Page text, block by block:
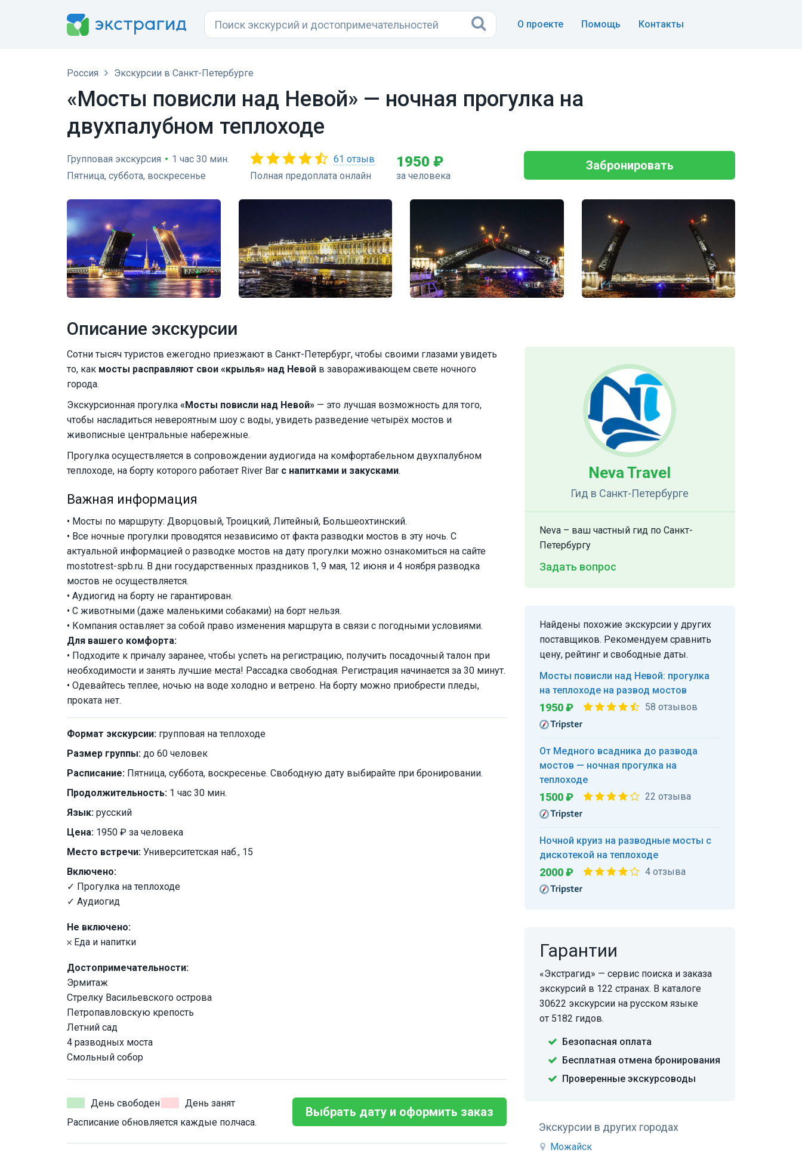
О проекте Помощь Контакты
Россия Экскурсии в Санкт-Петербурге
«Мосты повисли над Невой» — ночная прогулка на
двухпалубном теплоходе
Групповая экскурсия • 1 час 30 мин.
Пятница, суббота, воскресенье
61 отзыв
Полная предоплата онлайн
1950 ₽
за человека
Забронировать
Описание экскурсии
Сотни тысяч туристов ежегодно приезжают в Санкт-Петербург, чтобы своими глазами увидеть
то, как мосты расправляют свои «крылья» над Невой в завораживающем свете ночного
города.
Экскурсионная прогулка «Мосты повисли над Невой» — это лучшая возможность для того,
чтобы насладиться невероятным шоу с воды, увидеть разведение четырёх мостов и
живописные центральные набережные.
Прогулка осуществляется в сопровождении аудиогида на комфортабельном двухпалубном
теплоходе, на борту которого работает River Bar с напитками и закусками.
Важная информация
• Мосты по маршруту: Дворцовый, Троицкий, Литейный, Большеохтинский.
• Все ночные прогулки проводятся независимо от факта разводки мостов в эту ночь. С
актуальной информацией о разводке мостов на дату прогулки можно ознакомиться на сайте
mostotrest-spb.ru. В дни государственных праздников 1, 9 мая, 12 июня и 4 ноября разводка
мостов не осуществляется.
• Аудиогид на борту не гарантирован.
• С животными (даже маленькими собаками) на борт нельзя.
• Компания оставляет за собой право изменения маршрута в связи с погодными условиями.
Для вашего комфорта:
• Подходите к причалу заранее, чтобы успеть на регистрацию, получить посадочный талон при
необходимости и занять лучшие места! Рассадка свободная. Регистрация начинается за 30 минут.
• Одевайтесь теплее, ночью на воде холодно и ветрено. На борту можно приобрести пледы,
проката нет.
Формат экскурсии: групповая на теплоходе
Размер группы: до 60 человек
Расписание: Пятница, суббота, воскресенье. Свободную дату выбирайте при бронировании.
Продолжительность: 1 час 30 мин.
Язык: русский
Цена: 1950 ₽ за человека
Место встречи: Университетская наб., 15
Включено:
✓ Прогулка на теплоходе
✓ Аудиогид
Не включено:
𐄂 Еда и напитки
Достопримечательности:
Эрмитаж
Стрелку Васильевского острова
Петропавловскую крепость
Летний сад
4 разводных моста
Смольный собор
День свободен
День занят
Расписание обновляется каждые полчаса.
Выбрать дату и оформить заказ
Neva Travel
Гид в Санкт-Петербурге
Neva – ваш частный гид по Санкт-
Петербургу
Задать вопрос
Найдены похожие экскурсии у других
поставщиков. Рекомендуем сравнить
цену, рейтинг и свободные даты.
Мосты повисли над Невой: прогулка
на теплоходе на развод мостов
1950 ₽ 58 отзывов
От Медного всадника до развода
мостов — ночная прогулка на
теплоходе
1500 ₽ 22 отзыва
Ночной круиз на разводные мосты с
дискотекой на теплоходе
2000 ₽ 4 отзыва
Гарантии
«Экстрагид» — сервис поиска и заказа
экскурсий в 122 странах. В каталоге
30622 экскурсии на русском языке
от 5182 гидов.
Безопасная оплата
Бесплатная отмена бронирования
Проверенные экскурсоводы
Экскурсии в других городах
Можайск